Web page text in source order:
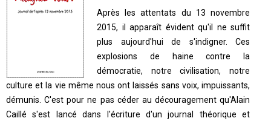
Après les attentats du 13 novembre
2015, il apparaît évident qu'il ne suffit
plus aujourd'hui de s'indigner. Ces
explosions de haine contre la
démocratie, notre civilisation, notre
culture et la vie même nous ont laissés sans voix, impuissants,
démunis. C'est pour ne pas céder au découragement qu'Alain
Caillé s'est lancé dans l'écriture d'un journal théorique et